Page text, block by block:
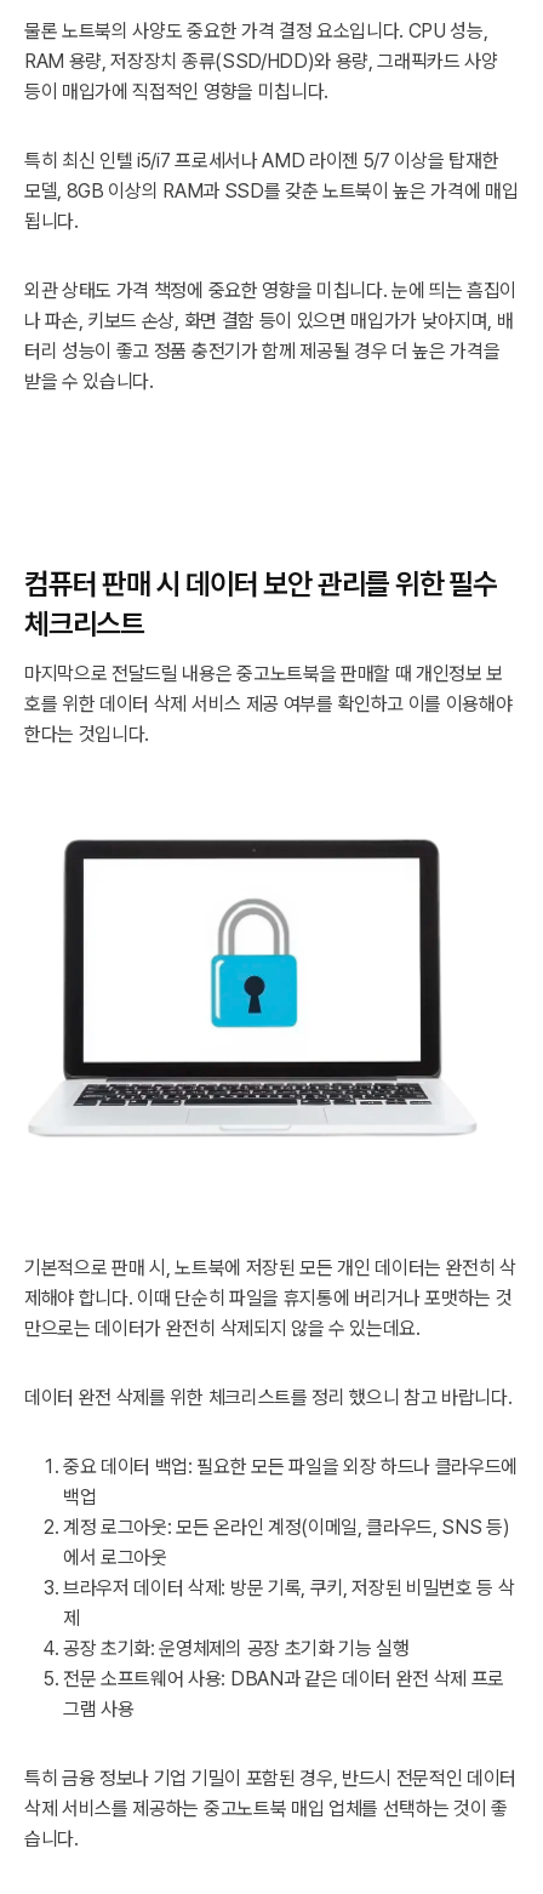
물론 노트북의 사양도 중요한 가격 결정 요소입니다. CPU 성능,
RAM 용량, 저장장치 종류(SSD/HDD)와 용량, 그래픽카드 사양
등이 매입가에 직접적인 영향을 미칩니다.
특히 최신 인텔 i5/i7 프로세서나 AMD 라이젠 5/7 이상을 탑재한
모델, 8GB 이상의 RAM과 SSD를 갖춘 노트북이 높은 가격에 매입
됩니다.
외관 상태도 가격 책정에 중요한 영향을 미칩니다. 눈에 띄는 흠집이
나 파손, 키보드 손상, 화면 결함 등이 있으면 매입가가 낮아지며, 배
터리 성능이 좋고 정품 충전기가 함께 제공될 경우 더 높은 가격을
받을 수 있습니다.
컴퓨터 판매 시 데이터 보안 관리를 위한 필수
체크리스트
마지막으로 전달드릴 내용은 중고노트북을 판매할 때 개인정보 보
호를 위한 데이터 삭제 서비스 제공 여부를 확인하고 이를 이용해야
한다는 것입니다.
기본적으로 판매 시, 노트북에 저장된 모든 개인 데이터는 완전히 삭
제해야 합니다. 이때 단순히 파일을 휴지통에 버리거나 포맷하는 것
만으로는 데이터가 완전히 삭제되지 않을 수 있는데요.
데이터 완전 삭제를 위한 체크리스트를 정리 했으니 참고 바랍니다.
중요 데이터 백업: 필요한 모든 파일을 외장 하드나 클라우드에
백업
계정 로그아웃: 모든 온라인 계정(이메일, 클라우드, SNS 등)
에서 로그아웃
브라우저 데이터 삭제: 방문 기록, 쿠키, 저장된 비밀번호 등 삭
제
공장 초기화: 운영체제의 공장 초기화 기능 실행
전문 소프트웨어 사용: DBAN과 같은 데이터 완전 삭제 프로
그램 사용
특히 금융 정보나 기업 기밀이 포함된 경우, 반드시 전문적인 데이터
삭제 서비스를 제공하는 중고노트북 매입 업체를 선택하는 것이 좋
습니다.